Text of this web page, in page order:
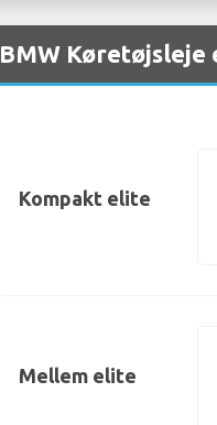
BMW
Kompakt elite
Mellem elite